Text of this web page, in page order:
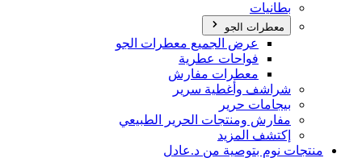
بطانيات
معطرات الجو
عرض الجميع معطرات الجو
فواحات عطرية
معطرات مفارش
شراشف وأغطية سرير
بيجامات حرير
مفارش ومنتجات الحرير الطبيعي
إكتشف المزيد
منتجات نوم بتوصية من د.عادل